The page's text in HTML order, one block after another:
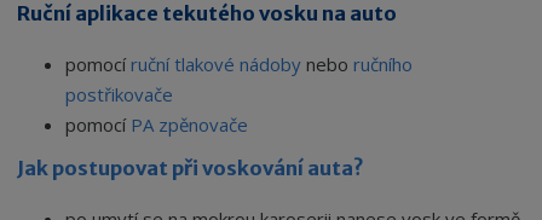
Ruční aplikace tekutého vosku na auto
pomocí ruční tlakové nádoby nebo ručního
postřikovače
pomocí PA zpěnovače
Jak postupovat při voskování auta?